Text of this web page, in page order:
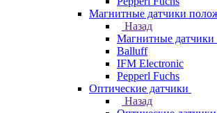
Магнитные датчики
Назад
Магнитные
Balluff
IFM Electronic
Pepperl Fuchs
Оптические датчики
Назад